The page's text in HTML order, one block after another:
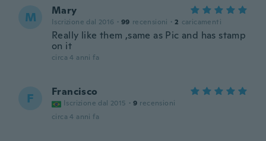
M Mary
Iscrizione dal 2016 · 99 recensioni · 2 caricamenti
Really like them ,same as Pic and has stamp
on it
circa 4 anni fa
F Francisco
Iscrizione dal 2015 · 9 recensioni
circa 4 anni fa